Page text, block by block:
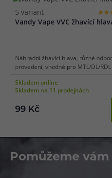
5 variant
Vandy Vape VVC žhavící
Náhradní žhavící hlava, různé
provedení, vhodné pro MTL/DL/
Skladem online
Skladem na 11 prodejnách
99 Kč
Pomůžeme